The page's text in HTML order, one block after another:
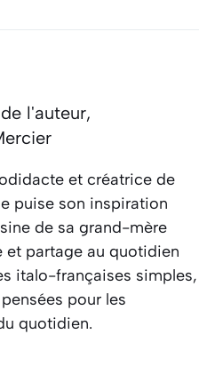
l'auteur,
et créatrice de
puise son inspiration
de sa grand-mère
et partage au quotidien
italo-françaises simples,
pour les
quotidien.